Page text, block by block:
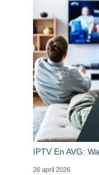
IPTV En AVG:
26 april 2026